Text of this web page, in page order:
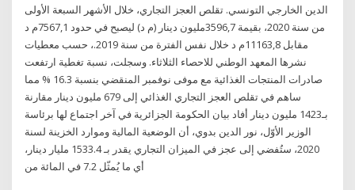
الدين الخارجي التونسي. تقلص العجز التجاري، خلال الأشهر السبعة الأولى
من سنة 2020، بقيمة 3596,7مليون دينار (م د) ليصبح في حدود 7567,1م د
مقابل 11163,8م د خلال نفس الفترة من سنة 2019.، حسب معطيات
نشرها المعهد الوطني للاحصاء الثلاثاء. وسجلت، نسبة تغطية ارتفعت
صادرات المنتجات الغذائية مع موفى نوفمبر المنقضي بنسبة 16.3 % مما
ساهم في تقلص العجز التجاري الغذائي إلى 679 مليون دينار مقارنة
بـ1423 مليون دينار أفاد بيان الحكومة الجزائرية في آخر اجتماع لها برئاسة
الوزير الأوّل، نور الدين بدوي، أن الوضعية المالية وموارد الخزينة لسنة
2020، ستُفضي إلى عجز في الميزان التجاري يقدر بـ 1533.4 مليار دينار،
أي ما يُمثّل 7.2 في المائة من